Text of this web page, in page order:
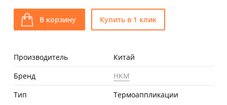
В корзину Купить в 1 клик
Производитель
Китай
Бренд
HKM
Тип
Термоаппликации